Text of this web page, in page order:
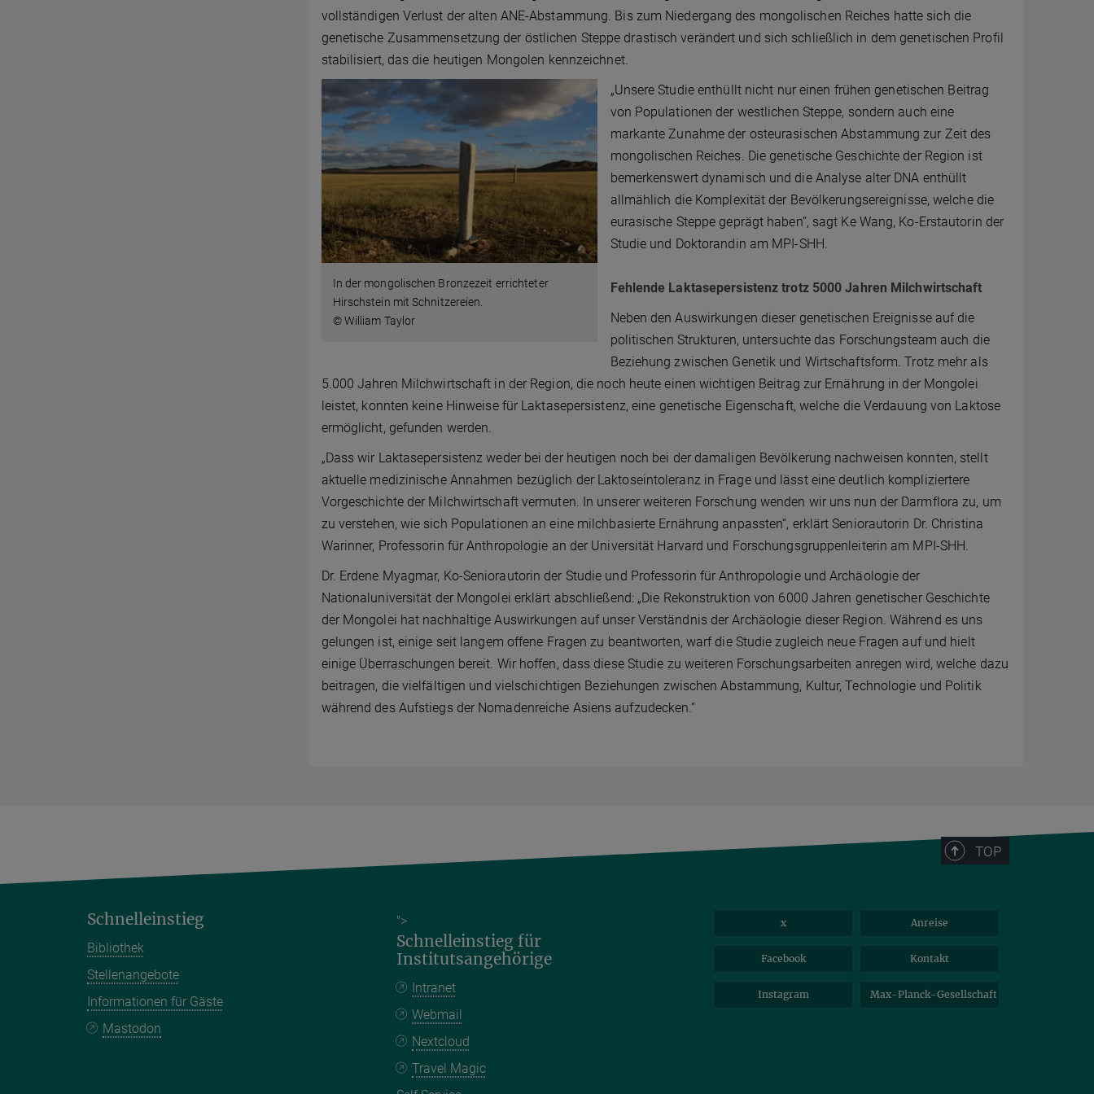
vollständigen Verlust der alten ANE-Abstammung. Bis zum Niedergang des mongolischen Reiches hatte sich die
genetische Zusammensetzung der östlichen Steppe drastisch verändert und sich schließlich in dem genetischen Profil
stabilisiert, das die heutigen Mongolen kennzeichnet.
In der mongolischen Bronzezeit errichteter
Hirschstein mit Schnitzereien.
© William Taylor
„Unsere Studie enthüllt nicht nur einen frühen genetischen Beitrag
von Populationen der westlichen Steppe, sondern auch eine
markante Zunahme der osteurasischen Abstammung zur Zeit des
mongolischen Reiches. Die genetische Geschichte der Region ist
bemerkenswert dynamisch und die Analyse alter DNA enthüllt
allmählich die Komplexität der Bevölkerungsereignisse, welche die
eurasische Steppe geprägt haben“, sagt Ke Wang, Ko-Erstautorin der
Studie und Doktorandin am MPI-SHH.
Fehlende Laktasepersistenz trotz 5000 Jahren Milchwirtschaft
Neben den Auswirkungen dieser genetischen Ereignisse auf die
politischen Strukturen, untersuchte das Forschungsteam auch die
Beziehung zwischen Genetik und Wirtschaftsform. Trotz mehr als
5.000 Jahren Milchwirtschaft in der Region, die noch heute einen wichtigen Beitrag zur Ernährung in der Mongolei
leistet, konnten keine Hinweise für Laktasepersistenz, eine genetische Eigenschaft, welche die Verdauung von Laktose
ermöglicht, gefunden werden.
„Dass wir Laktasepersistenz weder bei der heutigen noch bei der damaligen Bevölkerung nachweisen konnten, stellt
aktuelle medizinische Annahmen bezüglich der Laktoseintoleranz in Frage und lässt eine deutlich kompliziertere
Vorgeschichte der Milchwirtschaft vermuten. In unserer weiteren Forschung wenden wir uns nun der Darmflora zu, um
zu verstehen, wie sich Populationen an eine milchbasierte Ernährung anpassten“, erklärt Seniorautorin Dr. Christina
Warinner, Professorin für Anthropologie an der Universität Harvard und Forschungsgruppenleiterin am MPI-SHH.
Dr. Erdene Myagmar, Ko-Seniorautorin der Studie und Professorin für Anthropologie und Archäologie der
Nationaluniversität der Mongolei erklärt abschließend: „Die Rekonstruktion von 6000 Jahren genetischer Geschichte
der Mongolei hat nachhaltige Auswirkungen auf unser Verständnis der Archäologie dieser Region. Während es uns
gelungen ist, einige seit langem offene Fragen zu beantworten, warf die Studie zugleich neue Fragen auf und hielt
einige Überraschungen bereit. Wir hoffen, dass diese Studie zu weiteren Forschungsarbeiten anregen wird, welche dazu
beitragen, die vielfältigen und vielschichtigen Beziehungen zwischen Abstammung, Kultur, Technologie und Politik
während des Aufstiegs der Nomadenreiche Asiens aufzudecken.“
TOP
Schnelleinstieg
Bibliothek
Stellenangebote
Informationen für Gäste
Mastodon
">
Schnelleinstieg für
Institutsangehörige
Intranet
Webmail
Nextcloud
Travel Magic
x Anreise
Facebook Kontakt
Instagram Max-Planck-Gesellschaft